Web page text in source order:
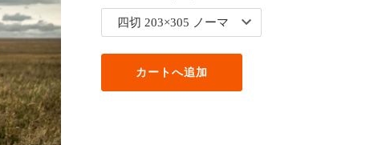
カートへ追加